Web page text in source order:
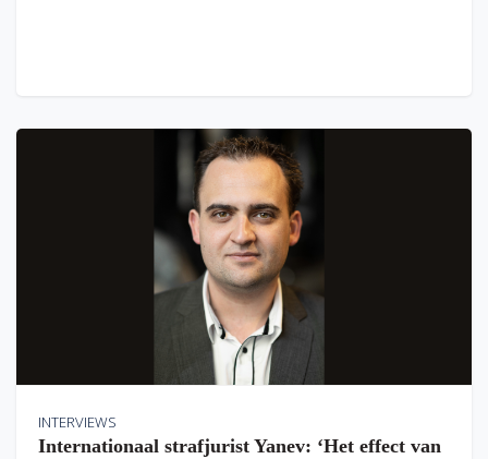
INTERVIEWS
Internationaal strafjurist Yanev: ‘Het effect van